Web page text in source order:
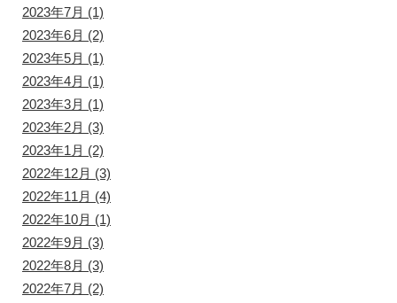
2023年7月 (1)
2023年6月 (2)
2023年5月 (1)
2023年4月 (1)
2023年3月 (1)
2023年2月 (3)
2023年1月 (2)
2022年12月 (3)
2022年11月 (4)
2022年10月 (1)
2022年9月 (3)
2022年8月 (3)
2022年7月 (2)